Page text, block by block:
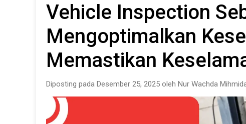
Vehicle Inspection
Mengoptimalkan
Memastikan
Diposting pada Desember 25, 2025 oleh Nur Wachda